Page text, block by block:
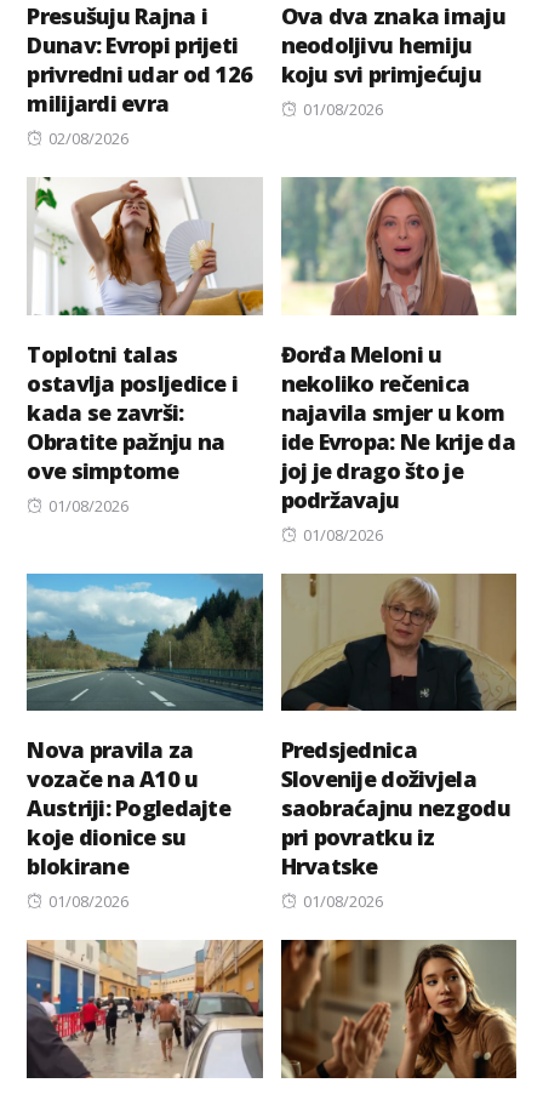
Presušuju Rajna i
Dunav: Evropi prijeti
privredni udar od 126
milijardi evra
Posted
02/08/2026
Ova dva znaka imaju
neodoljivu hemiju
koju svi primјećuju
Posted
01/08/2026
Toplotni talas
ostavlja posljedice i
kada se završi:
Obratite pažnju na
ove simptome
Posted
01/08/2026
Đorđa Meloni u
nekoliko rečenica
najavila smjer u kom
ide Evropa: Ne krije da
joj je drago što je
podržavaju
Posted
01/08/2026
Nova pravila za
vozače na A10 u
Austriji: Pogledajte
koje dionice su
blokirane
Posted
01/08/2026
Predsjednica
Slovenije doživjela
saobraćajnu nezgodu
pri povratku iz
Hrvatske
Posted
01/08/2026